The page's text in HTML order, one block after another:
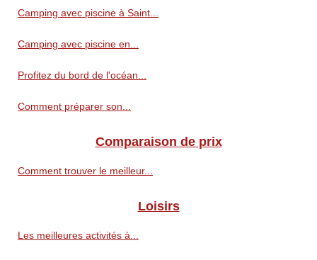
Camping avec piscine à Saint...
Camping avec piscine en...
Profitez du bord de l'océan...
Comment préparer son...
Comparaison de prix
Comment trouver le meilleur...
Loisirs
Les meilleures activités à...